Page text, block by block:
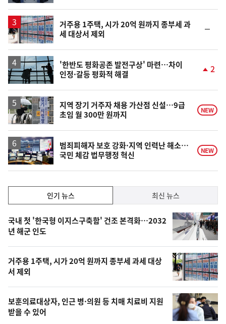
일
거주용 1주택, 시가 20억 원까지 종부세 과
세 대상서 제외
일
'한반도 평화공존 발전구상' 마련…차이
인정·갈등 평화적 해결
상
승
2
지역 장기 거주자 채용 가산점 신설…9급
초임 월 300만 원까지
NEW
범죄피해자 보호 강화·지역 인력난 해소…
국민 체감 법무행정 혁신
NEW
기,
최
신,
오
늘
의
영
상
인기 뉴스 최신 뉴스
기
뉴
스
국내 첫 '한국형 이지스구축함' 건조 본격화…2032
년 해군 인도
거주용 1주택, 시가 20억 원까지 종부세 과세 대상
서 제외
보훈의료대상자, 인근 병·의원 등 치매 치료비 지원
받을 수 있어